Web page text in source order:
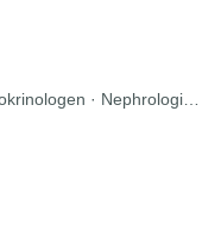
Innere Medizin · Diabetologen und Endokrinologen · Nephrologie (Nierenerkrankungen) · Urologie